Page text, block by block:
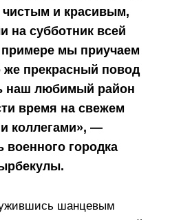
чистым и красивым,
на субботник всей
мы приучаем
же прекрасный повод
наш любимый район
время на свежем
коллегами», —
военного городка
шанцевым